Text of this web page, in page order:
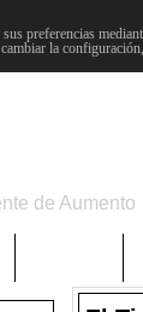
preferencias
la
de Aumento